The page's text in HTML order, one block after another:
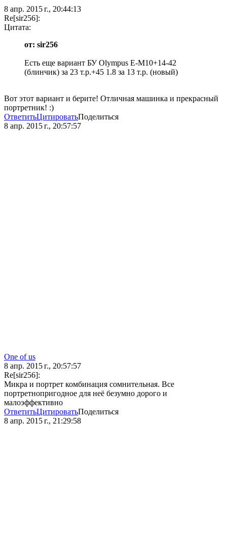
8 апр. 2015 г., 20:44:13
Re[sir256]:
Цитата:
от: sir256
Есть еще вариант БУ Olympus E-M10+14-42
(блинчик) за 23 т.р.+45 1.8 за 13 т.р. (новый)
Вот этот вариант и берите! Отличная машинка и прекрасный
портретник! :)
ОтветитьЦитироватьПоделиться
8 апр. 2015 г., 20:57:57
One of us
8 апр. 2015 г., 20:57:57
Re[sir256]:
Микра и портрет комбинация сомнительная. Все
портретнопригодное для неё безумно дорого и
малоэффективно
ОтветитьЦитироватьПоделиться
8 апр. 2015 г., 21:29:58